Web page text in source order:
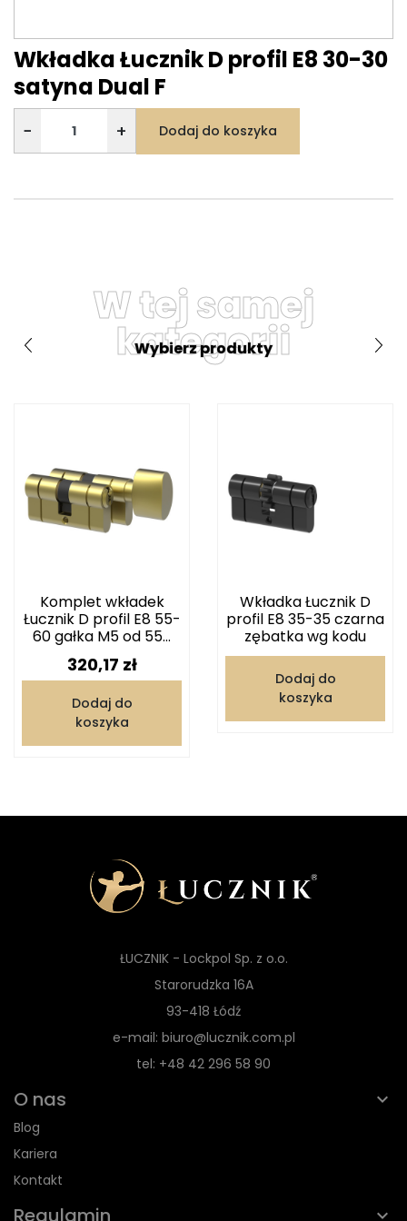
Wkładka Łucznik D profil E8 30-30
satyna Dual F
− + Dodaj do koszyka
W tej samej
kategorii
Wybierz produkty
Komplet wkładek
Łucznik D profil E8 55-
60 gałka M5 od 55...
Cena
320,17 zł
Dodaj do
koszyka
Wkładka Łucznik D
profil E8 35-35 czarna
zębatka wg kodu
Dodaj do
koszyka
ŁUCZNIK - Lockpol Sp. z o.o.
Starorudzka 16A
93-418 Łódź
e-mail: biuro@lucznik.com.pl
tel: +48 42 296 58 90
O nas
Blog
Kariera
Kontakt
Regulamin